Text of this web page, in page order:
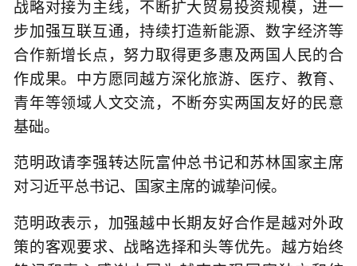
战略对接为主线，不断扩大贸易投资规模，进一
步加强互联互通，持续打造新能源、数字经济等
合作新增长点，努力取得更多惠及两国人民的合
作成果。中方愿同越方深化旅游、医疗、教育、
青年等领域人文交流，不断夯实两国友好的民意
基础。
范明政请李强转达阮富仲总书记和苏林国家主席
对习近平总书记、国家主席的诚挚问候。
范明政表示，加强越中长期友好合作是越对外政
策的客观要求、战略选择和头等优先。越方始终